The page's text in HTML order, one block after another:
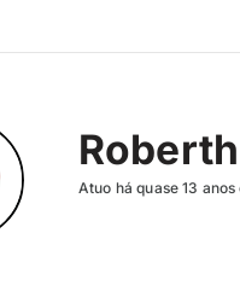
Atuo há quase 13